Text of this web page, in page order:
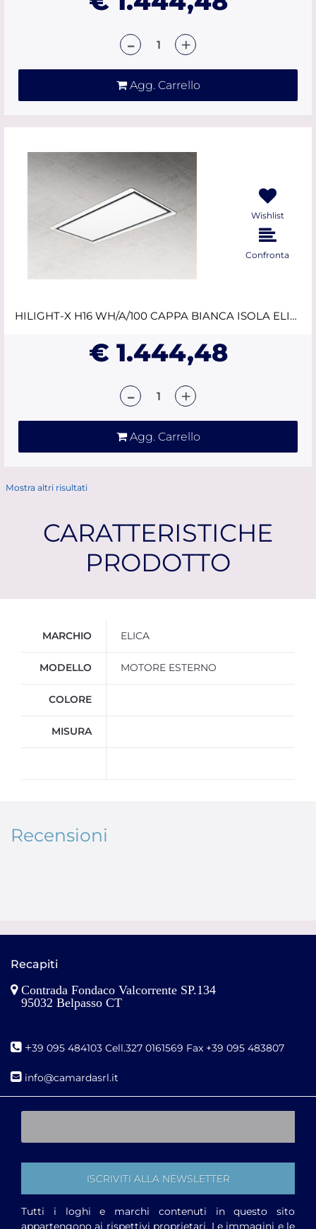
Agg. Carrello
Wishlist
Confronta
HILIGHT-X H16 WH/A/100 CAPPA BIANCA ISOLA ELICA
€ 1.444,48
Agg. Carrello
Mostra altri risultati
CARATTERISTICHE
PRODOTTO
MARCHIO ELICA
MODELLO MOTORE ESTERNO
COLORE
MISURA
Recensioni
Recapiti
Contrada Fondaco Valcorrente SP.134
95032 Belpasso CT
+39 095 484103 Cell.327 0161569 Fax +39 095 483807
info@camardasrl.it
Tutti i loghi e marchi contenuti in questo sito
appartengono ai rispettivi proprietari. Le immagini e le